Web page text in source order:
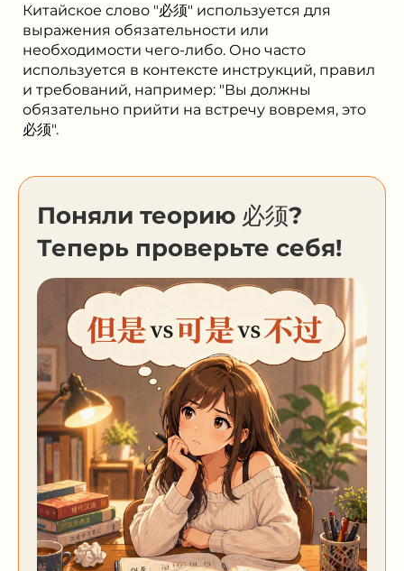
Китайское слово "必须" используется для
выражения обязательности или
необходимости чего-либо. Оно часто
используется в контексте инструкций, правил
и требований, например: "Вы должны
обязательно прийти на встречу вовремя, это
必须".
Поняли теорию 必须?
Теперь проверьте себя!